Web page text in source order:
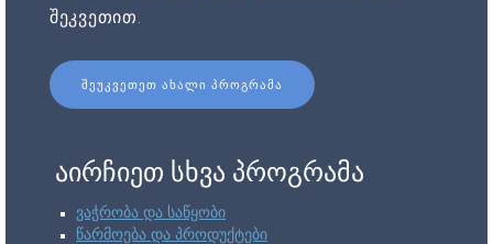
შეკვეთით.
ᲨᲔᲣᲙᲕᲔᲗᲔᲗ ᲐᲮᲐᲚᲘ ᲞᲠᲝᲒᲠᲐᲛᲐ
აირჩიეთ სხვა პროგრამა
ვაჭრობა და საწყობი
წარმოება და პროდუქტები